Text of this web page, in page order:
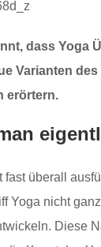
dass Yoga
Varianten
erörtern.
fast überall
Yoga nicht
Diese